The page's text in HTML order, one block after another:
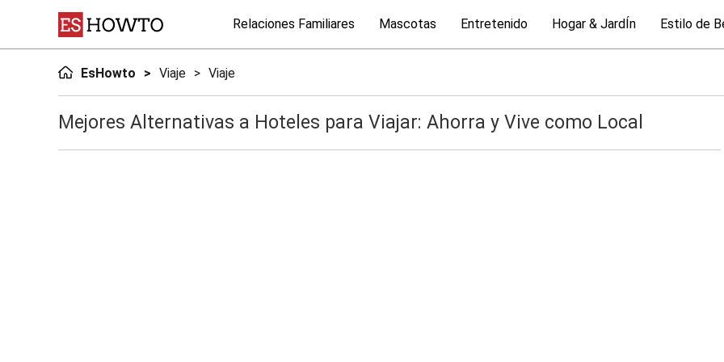
Relaciones Familiares Mascotas Entretenido Hogar & JardÍn Estilo de
EsHowto Viaje Viaje
Mejores Alternativas a Hoteles para Viajar: Ahorra y Vive como Local